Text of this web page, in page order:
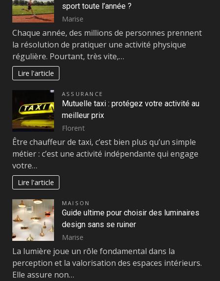
sport toute l’année ?
Marise
Chaque année, des millions de personnes prennent
la résolution de pratiquer une activité physique
régulière. Pourtant, très vite,…
Lire l'article
ASSURANCE
Mutuelle taxi : protégez votre activité au
meilleur prix
Florent
Être chauffeur de taxi, c’est bien plus qu’un simple
métier : c’est une activité indépendante qui engage
votre…
Lire l'article
MAISON
Guide ultime pour choisir des luminaires
design sans se ruiner
Marise
La lumière joue un rôle fondamental dans la
perception et la valorisation des espaces intérieurs.
Elle assure non…